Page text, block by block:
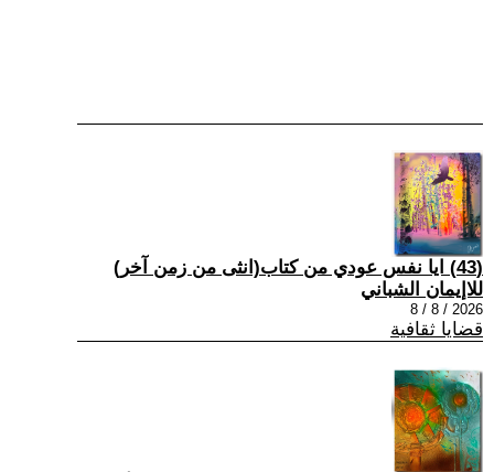
(43) ايا نفس عودي من كتاب(انثى من زمن آخر)
للاإيمان الشباني
2026 / 8 / 8
قضايا ثقافية